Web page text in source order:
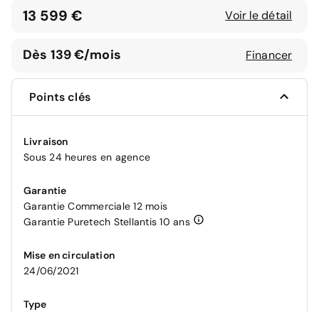
13 599 € Voir le détail
Dès 139 €/mois Financer
Points clés
Livraison
Sous 24 heures en agence
Garantie
Garantie Commerciale 12 mois
Garantie Puretech Stellantis 10 ans
Mise en circulation
24/06/2021
Type